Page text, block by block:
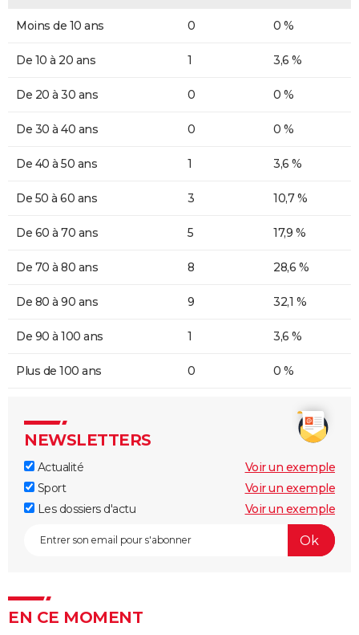
Moins de 10 ans 0 0 %
De 10 à 20 ans 1 3,6 %
De 20 à 30 ans 0 0 %
De 30 à 40 ans 0 0 %
De 40 à 50 ans 1 3,6 %
De 50 à 60 ans 3 10,7 %
De 60 à 70 ans 5 17,9 %
De 70 à 80 ans 8 28,6 %
De 80 à 90 ans 9 32,1 %
De 90 à 100 ans 1 3,6 %
Plus de 100 ans 0 0 %
NEWSLETTERS
Actualité
Voir un exemple
Sport
Voir un exemple
Les dossiers d'actu
Voir un exemple
EN CE MOMENT